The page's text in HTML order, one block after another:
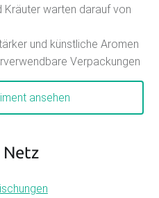
Kräuter warten darauf von
und künstliche Aromen
Verpackungen
ansehen
Netz